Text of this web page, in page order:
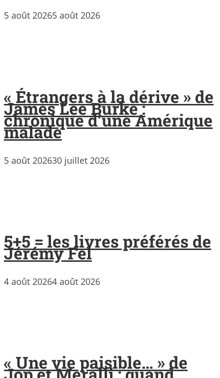
5 août 20265 août 2026
« Étrangers à la dérive » de
James Lee Burke :
chronique d’une Amérique
malade
5 août 202630 juillet 2026
5+5 = les livres préférés de
Jérémy Fel
4 août 20264 août 2026
« Une vie paisible… » de